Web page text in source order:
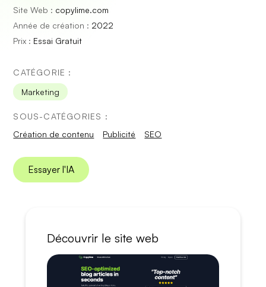
Site Web : copylime.com
Année de création : 2022
Prix : Essai Gratuit
CATÉGORIE :
Marketing
SOUS-CATÉGORIES :
Création de contenu
Publicité SEO
Essayer l'IA
Découvrir le site web